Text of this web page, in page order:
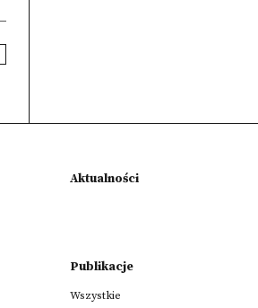
Aktualności
Publikacje
Wszystkie